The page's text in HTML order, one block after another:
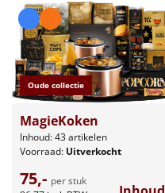
Leuke
Goedkope
Uniek
Alle thema's
Oude collectie
MagieKoken
Inhoud: 43 artikelen
Voorraad: Uitverkocht
75,- per stuk